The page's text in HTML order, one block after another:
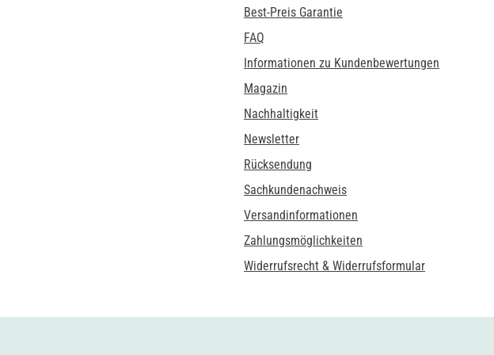
Best-Preis Garantie
FAQ
Informationen zu Kundenbewertungen
Magazin
Nachhaltigkeit
Newsletter
Rücksendung
Sachkundenachweis
Versandinformationen
Zahlungsmöglichkeiten
Widerrufsrecht & Widerrufsformular